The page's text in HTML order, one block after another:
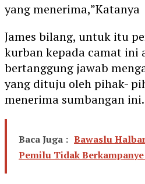
yang menerima,”Katanya
James bilang, untuk itu
kurban kepada camat ini
bertanggung jawab
yang dituju oleh pihak-
menerima sumbangan ini.
Baca Juga : Bawaslu
Pemilu Tidak